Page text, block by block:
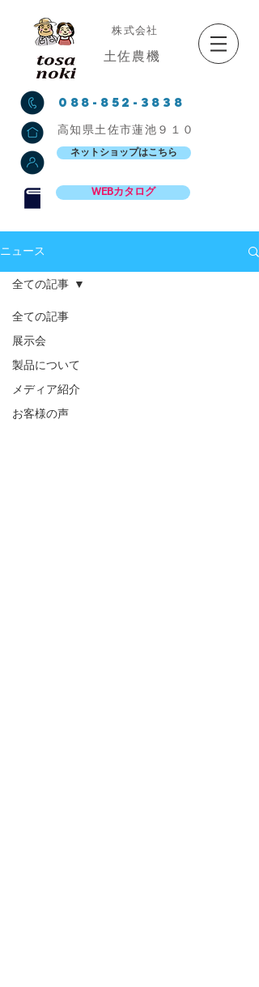
株式会社
土佐農機
088-852-3838
高知県土佐市蓮池９１０
ネットショップはこちら
WEBカタログ
ニュース
全ての記事
展示会
製品について
メディア紹介
お客様の声
全ての記事